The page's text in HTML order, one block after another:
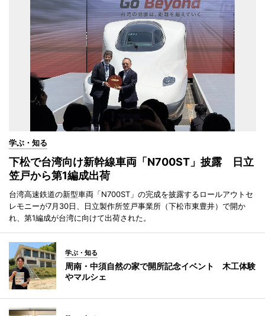
学ぶ・知る
下松で台湾向け新幹線車両「N700ST」披露 日立
笠戸から第1編成出荷
台湾高速鉄道の新型車両「N700ST」の完成を披露するロールアウトセ
レモニーが7月30日、日立製作所笠戸事業所（下松市東豊井）で開か
れ、第1編成が台湾に向けて出荷された。
学ぶ・知る
周南・中須自然の家で開所記念イベント 木工体験
やマルシェ